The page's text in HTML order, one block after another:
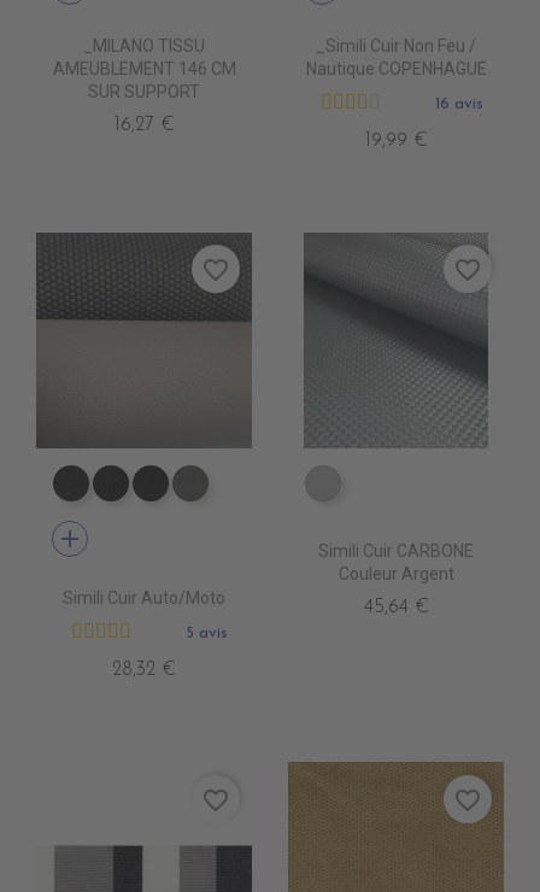
_MILANO TISSU
AMEUBLEMENT 146 CM
SUR SUPPORT
16,27 €
_Simili Cuir Non Feu /
Nautique COPENHAGUE
16 avis
19,99 €
EA0100 NEXUS NOIR
EA0030 ICONE NOIR
EA0040 SCOOTER
EA0120 NEXUS GRIS
add
Simili Cuir Auto/Moto
5 avis
28,32 €
favorite_border
Simili Cuir CARBONE
Couleur Argent
45,64 €
favorite_border
favorite_border favorite_border